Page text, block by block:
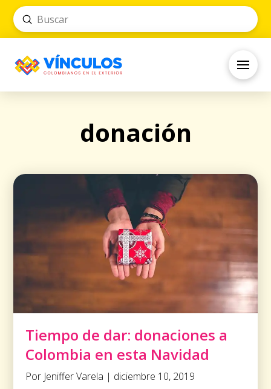
Search
Submit
donación
Tiempo de dar: donaciones a
Colombia en esta Navidad
Por Jeniffer Varela | diciembre 10, 2019